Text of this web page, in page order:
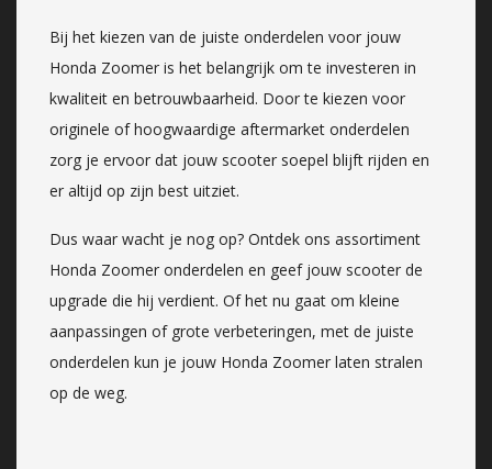
Bij het kiezen van de juiste onderdelen voor jouw
Honda Zoomer is het belangrijk om te investeren in
kwaliteit en betrouwbaarheid. Door te kiezen voor
originele of hoogwaardige aftermarket onderdelen
zorg je ervoor dat jouw scooter soepel blijft rijden en
er altijd op zijn best uitziet.
Dus waar wacht je nog op? Ontdek ons assortiment
Honda Zoomer onderdelen en geef jouw scooter de
upgrade die hij verdient. Of het nu gaat om kleine
aanpassingen of grote verbeteringen, met de juiste
onderdelen kun je jouw Honda Zoomer laten stralen
op de weg.